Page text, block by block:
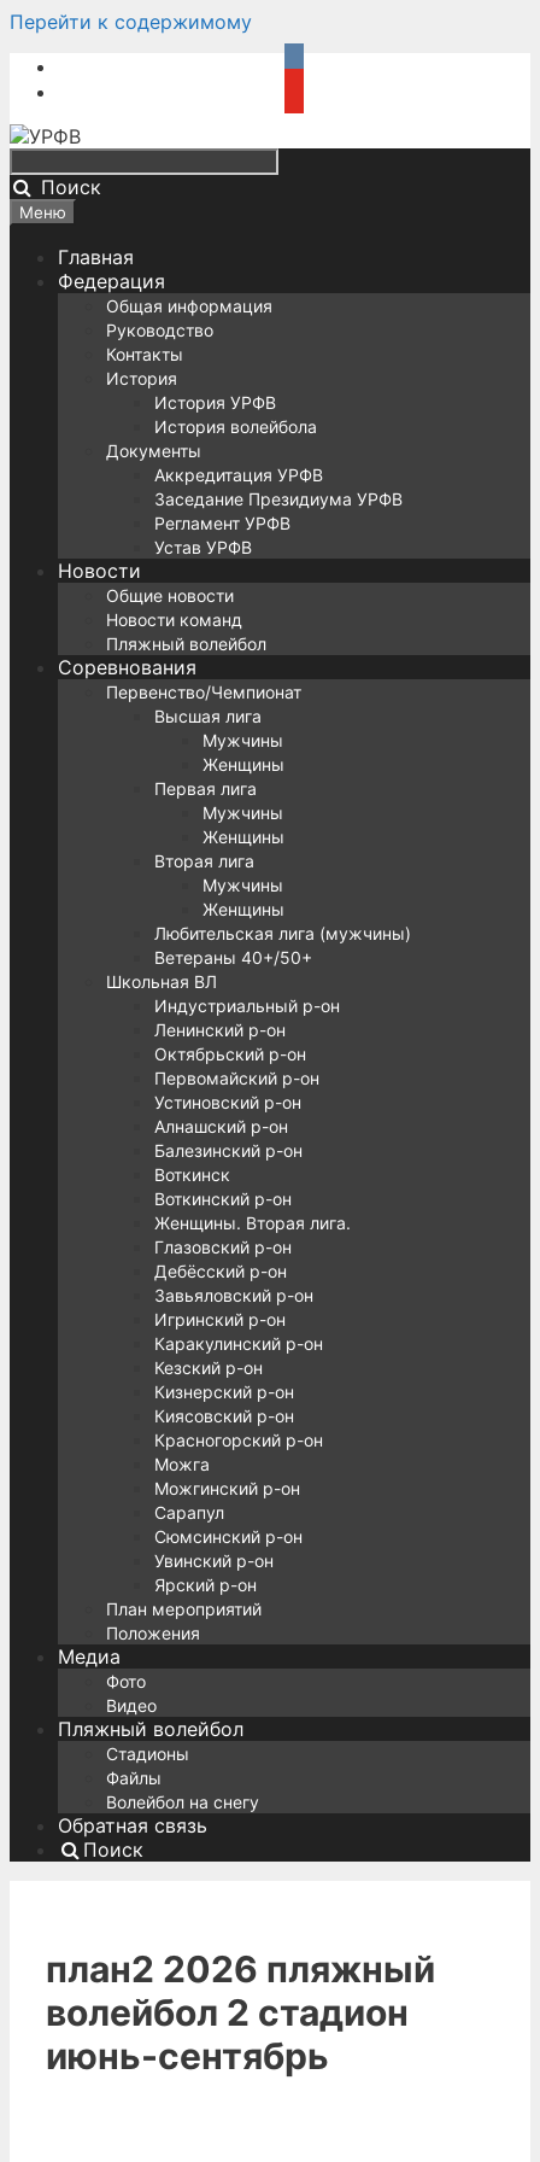
Перейти к содержимому
Поиск
Меню
Главная
Федерация
Общая информация
Руководство
Контакты
История
История УРФВ
История волейбола
Документы
Аккредитация УРФВ
Заседание Президиума УРФВ
Регламент УРФВ
Устав УРФВ
Новости
Общие новости
Новости команд
Пляжный волейбол
Соревнования
Первенство/Чемпионат
Высшая лига
Мужчины
Женщины
Первая лига
Мужчины
Женщины
Вторая лига
Мужчины
Женщины
Любительская лига (мужчины)
Ветераны 40+/50+
Школьная ВЛ
Индустриальный р-он
Ленинский р-он
Октябрьский р-он
Первомайский р-он
Устиновский р-он
Алнашский р-он
Балезинский р-он
Воткинск
Воткинский р-он
Женщины. Вторая лига.
Глазовский р-он
Дебёсский р-он
Завьяловский р-он
Игринский р-он
Каракулинский р-он
Кезский р-он
Кизнерский р-он
Киясовский р-он
Красногорский р-он
Можга
Можгинский р-он
Сарапул
Сюмсинский р-он
Увинский р-он
Ярский р-он
План мероприятий
Положения
Медиа
Фото
Видео
Пляжный волейбол
Стадионы
Файлы
Волейбол на снегу
Обратная связь
Поиск
план2 2026 пляжный
волейбол 2 стадион
июнь-сентябрь